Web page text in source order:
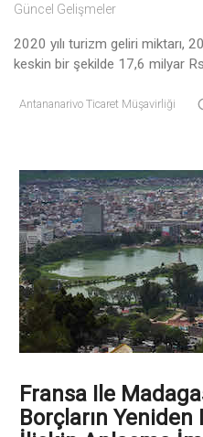
Güncel Gelişmeler
2020 yılı turizm geliri miktarı,
keskin bir şekilde 17,6 milyar
Antananarivo Ticaret Müşavirliği
Fransa Ile
Borçların